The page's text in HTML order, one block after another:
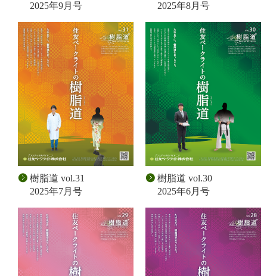
2025年9月号
2025年8月号
樹脂道 vol.31
2025年7月号
樹脂道 vol.30
2025年6月号